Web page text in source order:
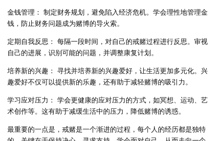
金钱管理： 制定财务规划，避免陷入经济危机。学会理性地管理金
钱，防止财务问题成为赌博的导火索。
定期自我反思： 每隔一段时间，对自己的戒赌过程进行反思。审视
自己的进展，识别可能的问题，并调整康复计划。
培养新的兴趣： 寻找并培养新的兴趣爱好，让生活更加多元化。兴
趣爱好不仅可以提供新的乐趣，还有助于减轻赌博的吸引力。
学习应对压力： 学会更健康的应对压力的方式，如冥想、运动、艺
术创作等。这有助于减缓生活中的压力，降低赌博的诱惑。
最重要的一点是，戒赌是一个渐进的过程，每个人的经历都是独特